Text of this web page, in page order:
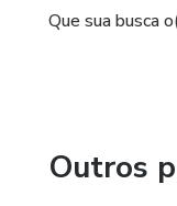
Que sua busca
Outros